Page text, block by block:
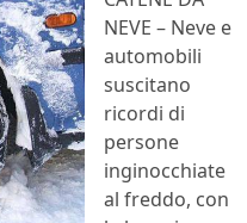
NEVE – Neve e
automobili
suscitano
ricordi di
persone
inginocchiate
al freddo, con